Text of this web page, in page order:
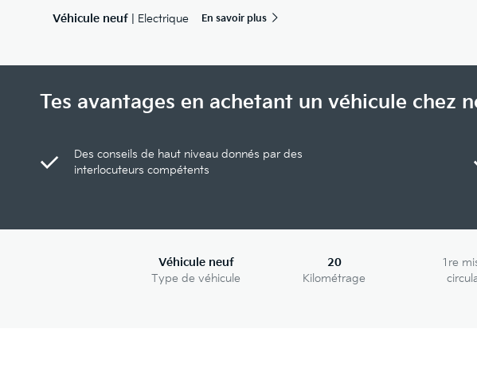
Véhicule neuf | Electrique En savoir plus
Tes avantages en achetant un véhicule chez
Des conseils de haut niveau donnés par des
interlocuteurs compétents
Véhicule neuf
Type de véhicule
20
Kilométrage
1re